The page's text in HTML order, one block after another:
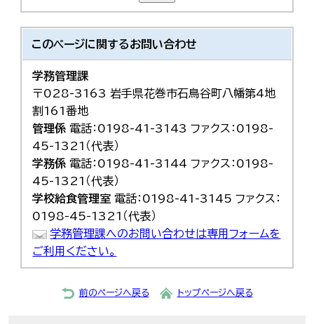
このページに関するお問い合わせ
学務管理課
〒028-3163 岩手県花巻市石鳥谷町八幡第4地
割161番地
管理係 電話：0198-41-3143 ファクス：0198-
45-1321（代表）
学務係 電話：0198-41-3144 ファクス：0198-
45-1321（代表）
学校給食管理室 電話：0198-41-3145 ファクス：
0198-45-1321（代表）
学務管理課へのお問い合わせは専用フォームを
ご利用ください。
前のページへ戻る トップページへ戻る